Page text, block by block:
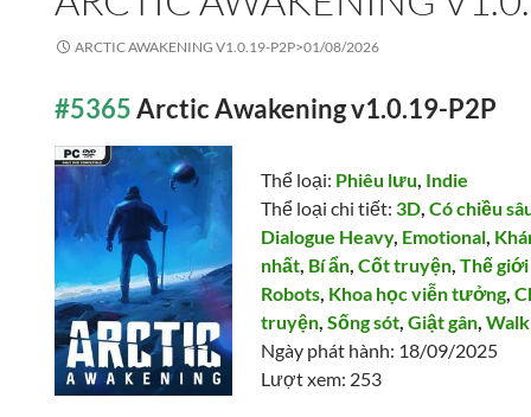
ARCTIC AWAKENING V1.0.19-P2P>01/08/2026
#5365Arctic Awakening v1.0.19-P2P
Thể loại: Phiêu lưu, Indie
Thể loại chi tiết: 3D,Có chiều
Dialogue Heavy, Emotional,
nhất, Bí ẩn,Cốt truyện,Thế
Robots, Khoa học viễn tưởng,
truyện,Sống sót,Giật gân,
Ngày phát hành: 18/09/2025
Lượt xem: 253